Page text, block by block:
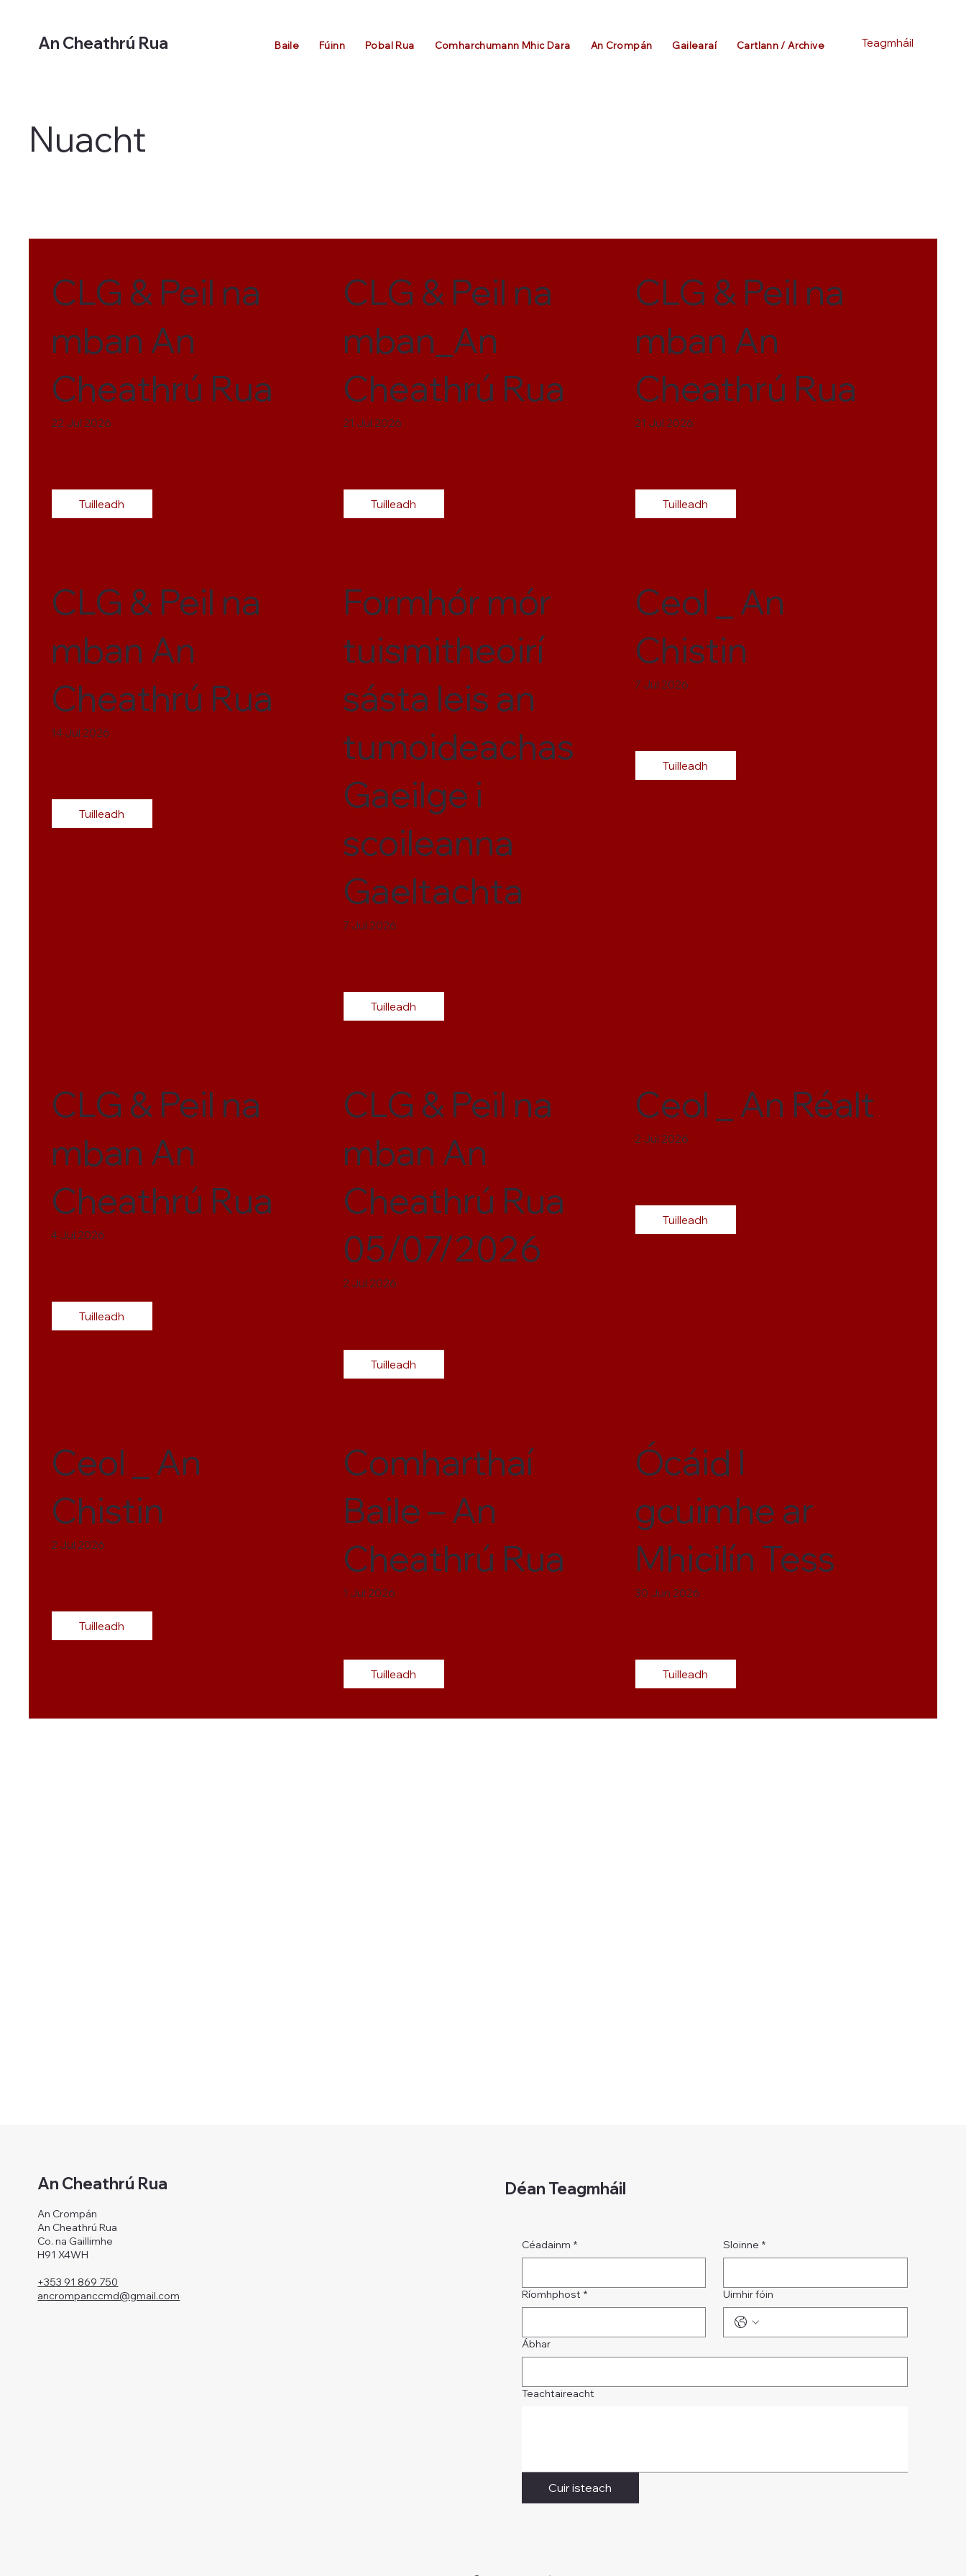
An Cheathrú Rua Baile Fúinn Pobal Rua Comharchumann Mhic Dara An Crompán Gailearaí Cartlann / Archive Teagmháil
Nuacht
CLG & Peil na
mban An
Cheathrú Rua
22 Jul 2026
Tuilleadh
CLG & Peil na
mban_An
Cheathrú Rua
21 Jul 2026
Tuilleadh
CLG & Peil na
mban An
Cheathrú Rua
21 Jul 2026
Tuilleadh
CLG & Peil na
mban An
Cheathrú Rua
14 Jul 2026
Tuilleadh
Formhór mór
tuismitheoirí
sásta leis an
tumoideachas
Gaeilge i
scoileanna
Gaeltachta
7 Jul 2026
Tuilleadh
Ceol _ An
Chistin
7 Jul 2026
Tuilleadh
CLG & Peil na
mban An
Cheathrú Rua
4 Jul 2026
Tuilleadh
CLG & Peil na
mban An
Cheathrú Rua
05/07/2026
2 Jul 2026
Tuilleadh
Ceol _ An Réalt
2 Jul 2026
Tuilleadh
Ceol _ An
Chistin
2 Jul 2026
Tuilleadh
Comharthaí
Baile – An
Cheathrú Rua
1 Jul 2026
Tuilleadh
Ócáid I
gcuimhe ar
Mhicilín Tess
30 Jun 2026
Tuilleadh
An Crompán
An Cheathrú Rua
Co. na Gaillimhe
H91 X4WH
+353 91 869 750
ancrompanccmd@gmail.com
An Cheathrú Rua Déan Teagmháil
Céadainm * Sloinne *
Ríomhphost * Uimhir fóin
Ábhar
Teachtaireacht
Cuir isteach